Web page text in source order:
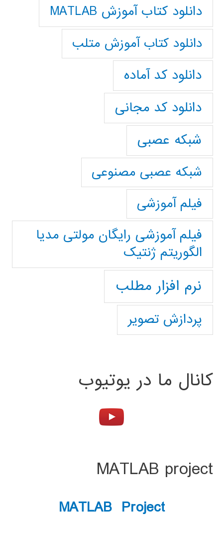
دانلود کتاب آموزش MATLAB
دانلود کتاب آموزش متلب
دانلود کد آماده
دانلود کد مجانی
شبکه عصبی
شبکه عصبی مصنوعی
فیلم آموزشی
فیلم آموزشی رایگان مولتی مدیا
الگوریتم ژنتیک
نرم افزار مطلب
پردازش تصویر
کانال ما در یوتیوب
MATLAB project
MATLAB Project